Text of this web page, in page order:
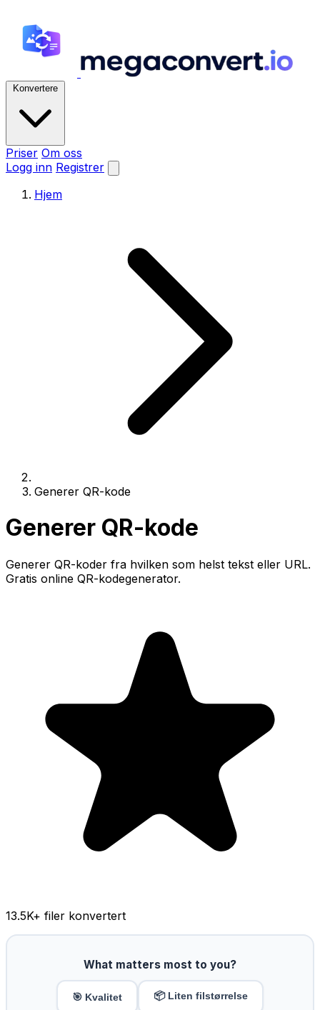
Konvertere
Priser Om oss
Logg inn Registrer
Hjem
Generer QR-kode
Generer QR-kode
Generer QR-koder fra hvilken som helst tekst eller URL.
Gratis online QR-kodegenerator.
13.5K+ filer konvertert
What matters most to you?
🎯 Kvalitet 📦 Liten filstørrelse